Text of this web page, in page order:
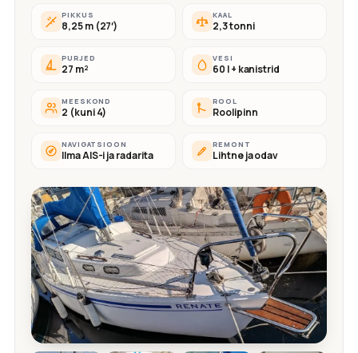
PIKKUS
8,25 m (27′)
KAAL
2,3 tonni
PURJED
27 m²
VESI
60 l + kanistrid
MEESKOND
2 (kuni 4)
ROOL
Roolipinn
NAVIGATSIOON
Ilma AIS-i ja radarita
REMONT
Lihtne ja odav